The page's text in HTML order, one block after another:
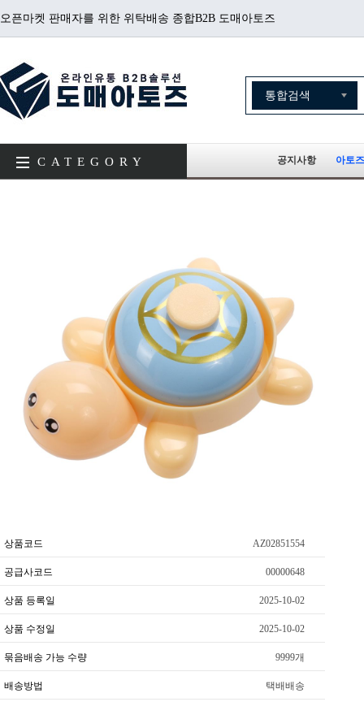
오픈마켓 판매자를 위한 위탁배송 종합B2B 도매아토즈
CATEGORY 공지사항 아토
상품코드 AZ02851554
공급사코드 00000648
상품 등록일 2025-10-02
상품 수정일 2025-10-02
묶음배송 가능 수량 9999개
배송방법 택배배송